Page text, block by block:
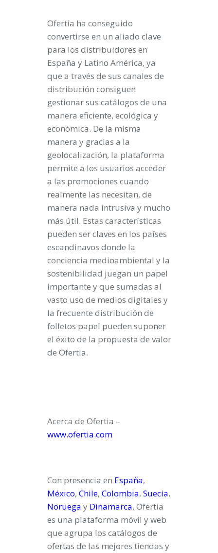
Ofertia ha conseguido
convertirse en un aliado clave
para los distribuidores en
España y Latino América, ya
que a través de sus canales de
distribución consiguen
gestionar sus catálogos de una
manera eficiente, ecológica y
económica. De la misma
manera y gracias a la
geolocalización, la plataforma
permite a los usuarios acceder
a las promociones cuando
realmente las necesitan, de
manera nada intrusiva y mucho
más útil. Estas características
pueden ser claves en los países
escandinavos donde la
conciencia medioambiental y la
sostenibilidad juegan un papel
importante y que sumadas al
vasto uso de medios digitales y
la frecuente distribución de
folletos papel pueden suponer
el éxito de la propuesta de valor
de Ofertia.
Acerca de Ofertia –
www.ofertia.com
Con presencia en España,
México, Chile, Colombia, Suecia,
Noruega y Dinamarca, Ofertia
es una plataforma móvil y web
que agrupa los catálogos de
ofertas de las mejores tiendas y